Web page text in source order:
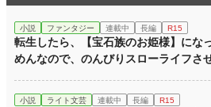
小説 ファンタジー 連載中 長編 R15
転生したら、【宝石族のお姫様】にな
めんなので、のんびりスローライフさ
小説 ライト文芸 連載中 長編 R15